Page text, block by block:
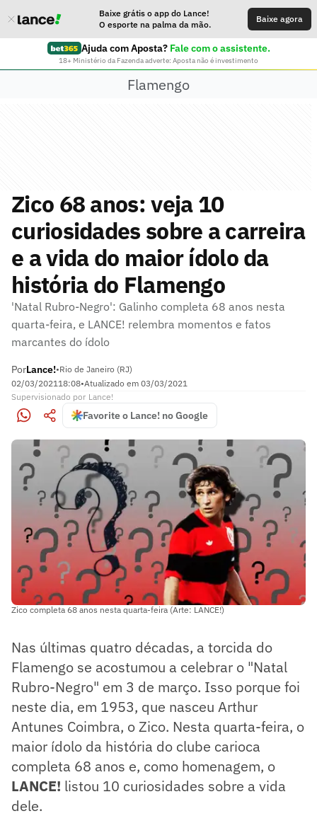
Baixe grátis o app do Lance!
O esporte na palma da mão.
Baixe agora
Ajuda com Aposta? Fale com o assistente.
18+ Ministério da Fazenda adverte: Aposta não é investimento
Flamengo
Zico 68 anos: veja 10
curiosidades sobre a carreira
e a vida do maior ídolo da
história do Flamengo
'Natal Rubro-Negro': Galinho completa 68 anos nesta
quarta-feira, e LANCE! relembra momentos e fatos
marcantes do ídolo
PorLance!•Rio de Janeiro (RJ)
02/03/202118:08•Atualizado em 03/03/2021
Supervisionado por Lance!
Favorite o Lance! no Google
Zico completa 68 anos nesta quarta-feira (Arte: LANCE!)
Nas últimas quatro décadas, a torcida do
Flamengo se acostumou a celebrar o "Natal
Rubro-Negro" em 3 de março. Isso porque foi
neste dia, em 1953, que nasceu Arthur
Antunes Coimbra, o Zico. Nesta quarta-feira, o
maior ídolo da história do clube carioca
completa 68 anos e, como homenagem, o
LANCE! listou 10 curiosidades sobre a vida
dele.